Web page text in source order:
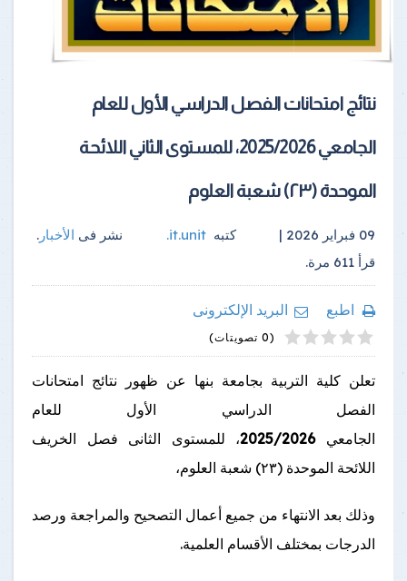
نتائج امتحانات الفصل الدراسي الأول للعام
الجامعي 2025/2026، للمستوى الثاني اللائحة
الموحدة (٢٣) شعبة العلوم
09 فبراير 2026 | كتبهit.unit
. نشر فى الأخبار .
قرأ 611 مرة.
اطبع
البريد الإلكترونى
1
2
3
4
5 (0 تصويتات)
تعلن كلية التربية بجامعة بنها عن ظهور نتائج امتحانات
الفصل الدراسي الأول للعام
الجامعي2025/2026، للمستوى الثانى فصل الخريف
اللائحة الموحدة (٢٣) شعبة العلوم،
وذلك بعد الانتهاء من جميع أعمال التصحيح والمراجعة ورصد
الدرجات بمختلف الأقسام العلمية.